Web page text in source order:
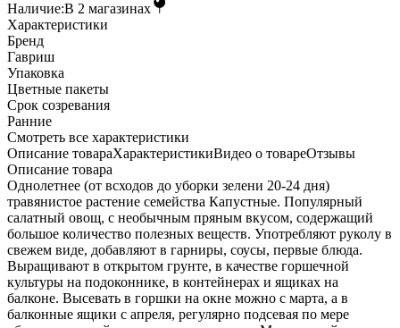
Наличие:В 2 магазинах
Характеристики
Бренд
Гавриш
Упаковка
Цветные пакеты
Срок созревания
Ранние
Cмотреть все характеристики
Описание товараХарактеристикиВидео о товареОтзывы
Описание товара
Однолетнее (от всходов до уборки зелени 20-24 дня)
травянистое растение семейства Капустные. Популярный
салатный овощ, с необычным пряным вкусом, содержащий
большое количество полезных веществ. Употребляют руколу в
свежем виде, добавляют в гарниры, соусы, первые блюда.
Выращивают в открытом грунте, в качестве горшечной
культуры на подоконнике, в контейнерах и ящиках на
балконе. Высевать в горшки на окне можно с марта, а в
балконные ящики с апреля, регулярно подсевая по мере